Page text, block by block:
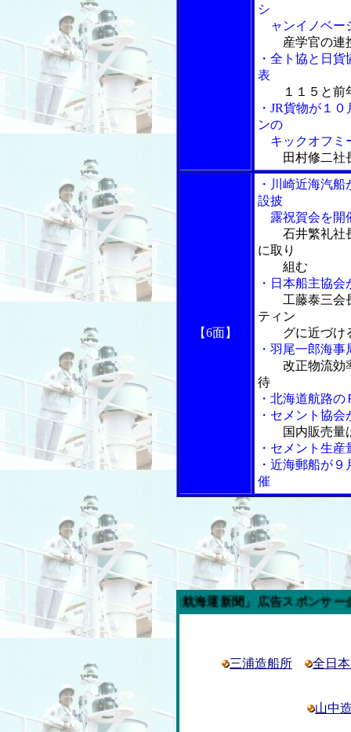
シ
ャンイノベー
産学官の連
・全ト協と日
表
１１５と前
・JR貨物が１
ンの
キックオフミ
田村修二社
【6面】
・川崎近海汽
設披
露祝賀会を開
石井繁礼社
に取り
組む
・日本船主協
工藤泰三会
ティン
グに近づけ
・羽尾一郎海
改正物流効
待
・北海道航路
・セメント協
国内販売量
・セメント生
・近海郵船が
催
今週の「内航海運新聞」広告スポンサー企業
三浦造船所 全日
山中